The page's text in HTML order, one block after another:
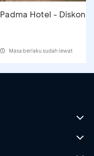
Padma Hotel - Diskon
Masa berlaku sudah lewat